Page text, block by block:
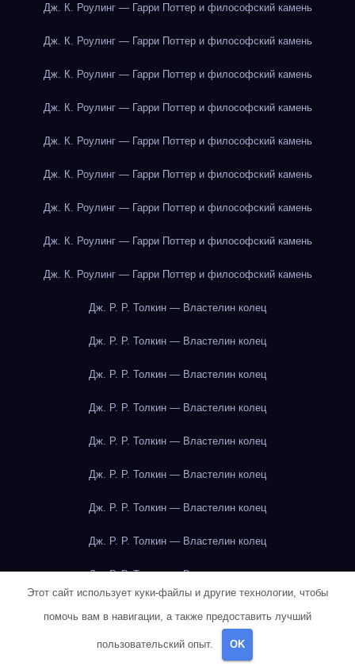
Дж. К. Роулинг — Гарри Поттер и философский камень
Дж. К. Роулинг — Гарри Поттер и философский камень
Дж. К. Роулинг — Гарри Поттер и философский камень
Дж. К. Роулинг — Гарри Поттер и философский камень
Дж. К. Роулинг — Гарри Поттер и философский камень
Дж. К. Роулинг — Гарри Поттер и философский камень
Дж. К. Роулинг — Гарри Поттер и философский камень
Дж. К. Роулинг — Гарри Поттер и философский камень
Дж. К. Роулинг — Гарри Поттер и философский камень
Дж. Р. Р. Толкин — Властелин колец
Дж. Р. Р. Толкин — Властелин колец
Дж. Р. Р. Толкин — Властелин колец
Дж. Р. Р. Толкин — Властелин колец
Дж. Р. Р. Толкин — Властелин колец
Дж. Р. Р. Толкин — Властелин колец
Дж. Р. Р. Толкин — Властелин колец
Дж. Р. Р. Толкин — Властелин колец
Дж. Р. Р. Толкин — Властелин колец
Дж. Р. Р. Толкин — Властелин колец
Этот сайт использует куки-файлы и другие технологии, чтобы
помочь вам в навигации, а также предоставить лучший
пользовательский опыт. OK